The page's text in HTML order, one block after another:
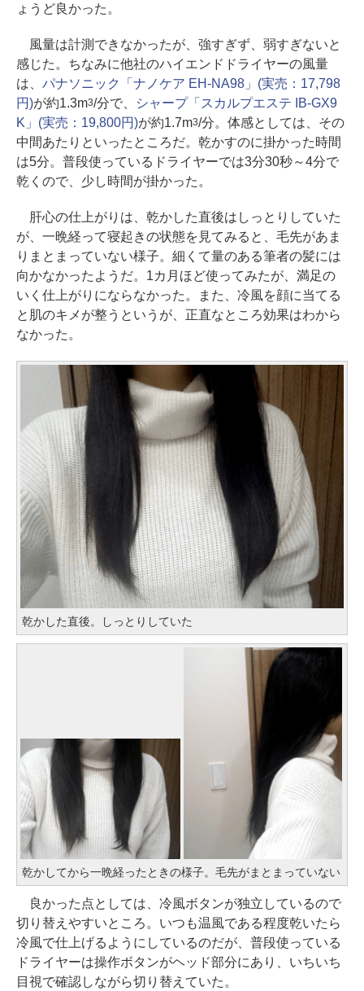
ょうど良かった。
風量は計測できなかったが、強すぎず、弱すぎないと
感じた。ちなみに他社のハイエンドドライヤーの風量
は、 パナソニック「ナノケア EH-NA98」(実売：17,798
円)が約1.3m3/分で、
シャープ「スカルプエステ IB-GX9
K」(実売：19,800円)が約1.7m3/分。体感としては、その
中間あたりといったところだ。乾かすのに掛かった時間
は5分。普段使っているドライヤーでは3分30秒～4分で
乾くので、少し時間が掛かった。
肝心の仕上がりは、乾かした直後はしっとりしていた
が、一晩経って寝起きの状態を見てみると、毛先があま
りまとまっていない様子。細くて量のある筆者の髪には
向かなかったようだ。1カ月ほど使ってみたが、満足の
いく仕上がりにならなかった。また、冷風を顔に当てる
と肌のキメが整うというが、正直なところ効果はわから
なかった。
乾かした直後。しっとりしていた
乾かしてから一晩経ったときの様子。毛先がまとまっていない
良かった点としては、冷風ボタンが独立しているので
切り替えやすいところ。いつも温風である程度乾いたら
冷風で仕上げるようにしているのだが、普段使っている
ドライヤーは操作ボタンがヘッド部分にあり、いちいち
目視で確認しながら切り替えていた。